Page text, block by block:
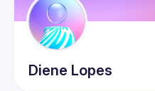
Diene Lopes